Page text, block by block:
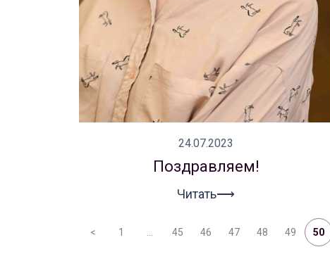
24.07.2023
Поздравляем!
Читать⟶
< 1 45 46 47 48 49 50